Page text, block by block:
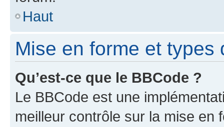
Haut
Mise en forme et types
Qu’est-ce que le BBCode ?
Le BBCode est une
meilleur contrôle sur la mise en